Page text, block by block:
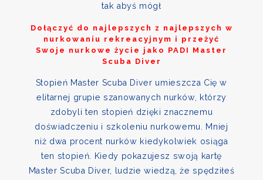
tak abyś mógł
Dołączyć do najlepszych z najlepszych w
nurkowaniu rekreacyjnym i przeżyć
Swoje nurkowe życie jako PADI Master
Scuba Diver
Stopień Master Scuba Diver umieszcza Cię w
elitarnej grupie szanowanych nurków, którzy
zdobyli ten stopień dzięki znacznemu
doświadczeniu i szkoleniu nurkowemu. Mniej
niż dwa procent nurków kiedykolwiek osiąga
ten stopień. Kiedy pokazujesz swoją kartę
Master Scuba Diver, ludzie wiedzą, że spędziłeś